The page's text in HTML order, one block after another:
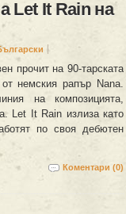
Let It Rain на
прочит на 90-тарската
немския рапър Nana.
на композицията,
Let It Rain излиза като
по своя дебютен
Коментари (0)